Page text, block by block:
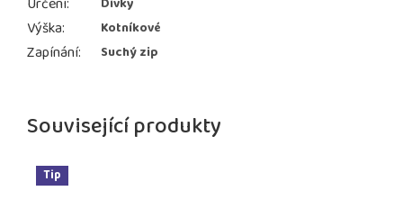
Související produkty
Tip
Výška: Kotníkové
Zapínání: Suchý zip